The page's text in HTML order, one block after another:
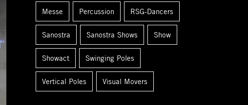
Messe Percussion RSG-Dancers
Sanostra Sanostra Shows Show
Showact Swinging Poles
Vertical Poles Visual Movers